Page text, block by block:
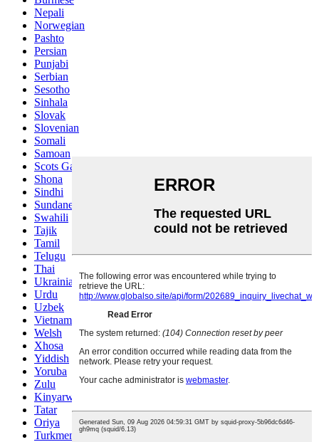
Nepali
Norwegian
Pashto
Persian
Punjabi
Serbian
Sesotho
Sinhala
Slovak
Slovenian
Somali
Samoan
Scots Gaelic
Shona
Sindhi
Sundanese
Swahili
Tajik
Tamil
Telugu
Thai
Ukrainian
Urdu
Uzbek
Vietnamese
Welsh
Xhosa
Yiddish
Yoruba
Zulu
Kinyarwanda
Tatar
Oriya
Turkmen